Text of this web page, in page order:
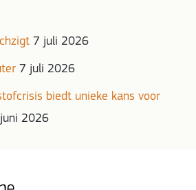
7 juli 2026
7 juli 2026
biedt unieke kans voor
2026